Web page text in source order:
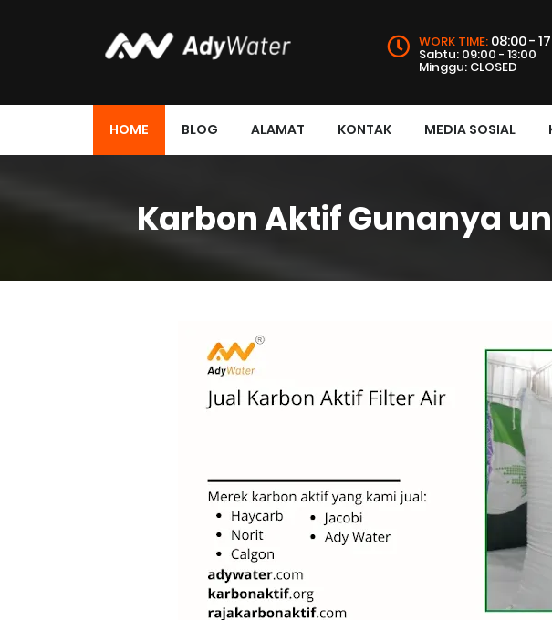
WORK TIME: 08:00 -
Sabtu: 09:00 - 13:00
Minggu: CLOSED
HOME BLOG ALAMAT KONTAK MEDIA SOSIAL
Karbon Aktif Gunanya